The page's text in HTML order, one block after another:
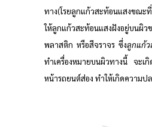
ทาง(โรยลูกแก้วสะท้อนแสงขณ
ให้ลูกแก้วสะท้อนแสงฝังอยู่บนผิวข
พลาสติก หรือสีจราจร ซึ่งลูกแก้
ทำเครื่องหมายบนผิวทางนี้ จะเกิ
หน้ารถยนต์ส่อง ทำให้เกิดความป